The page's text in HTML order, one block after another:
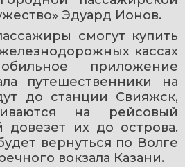
Эдуард Ионов.
смогут купить
кассах
приложение
путешественники на
до станции Свияжск,
на рейсовый
довезет их до острова.
вернуться по Волге
вокзала Казани.